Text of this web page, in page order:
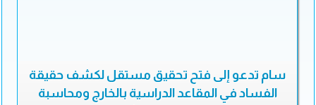
سام تدعو إلى فتح تحقيق مستقل لكشف حقيقة
الفساد في المقاعد الدراسية بالخارج ومحاسبة